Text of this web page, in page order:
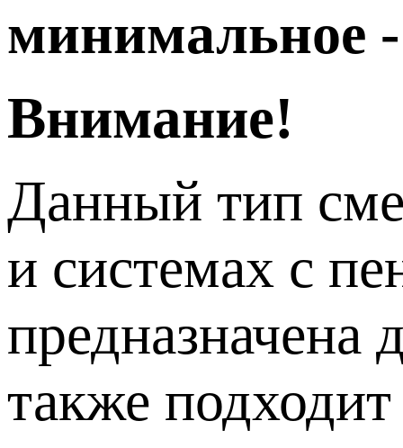
минимальное -
Внимание!
Данный тип
и системах с
предназначена
также